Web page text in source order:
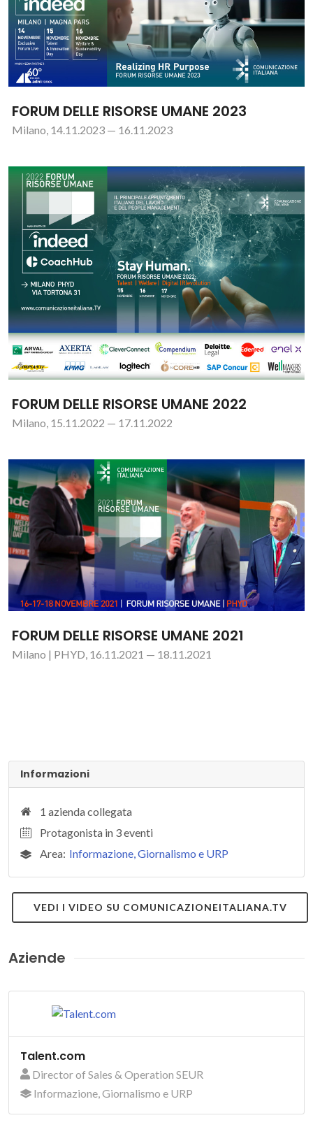
FORUM DELLE RISORSE UMANE 2023
Milano, 14.11.2023 — 16.11.2023
FORUM DELLE RISORSE UMANE 2022
Milano, 15.11.2022 — 17.11.2022
FORUM DELLE RISORSE UMANE 2021
Milano | PHYD, 16.11.2021 — 18.11.2021
Informazioni
1 azienda collegata
Protagonista in 3 eventi
Area: Informazione, Giornalismo e URP
VEDI I VIDEO SU COMUNICAZIONEITALIANA.TV
Aziende
Talent.com
Director of Sales & Operation SEUR
Informazione, Giornalismo e URP